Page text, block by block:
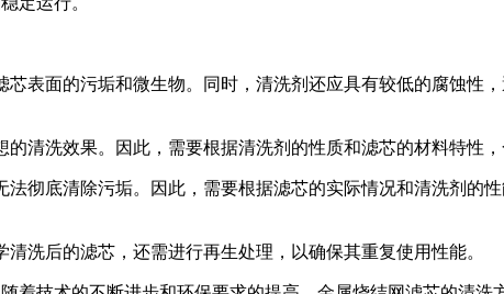
表面的污垢和微生物。同时，清洗剂还应具有较低的腐蚀性
清洗效果。因此，需要根据清洗剂的性质和滤芯的材料特性，
彻底清除污垢。因此，需要根据滤芯的实际情况和清洗剂的
洗后的滤芯，还需进行再生处理，以确保其重复使用性能。